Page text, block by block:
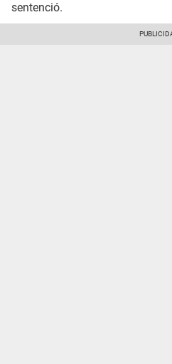
sentenció.